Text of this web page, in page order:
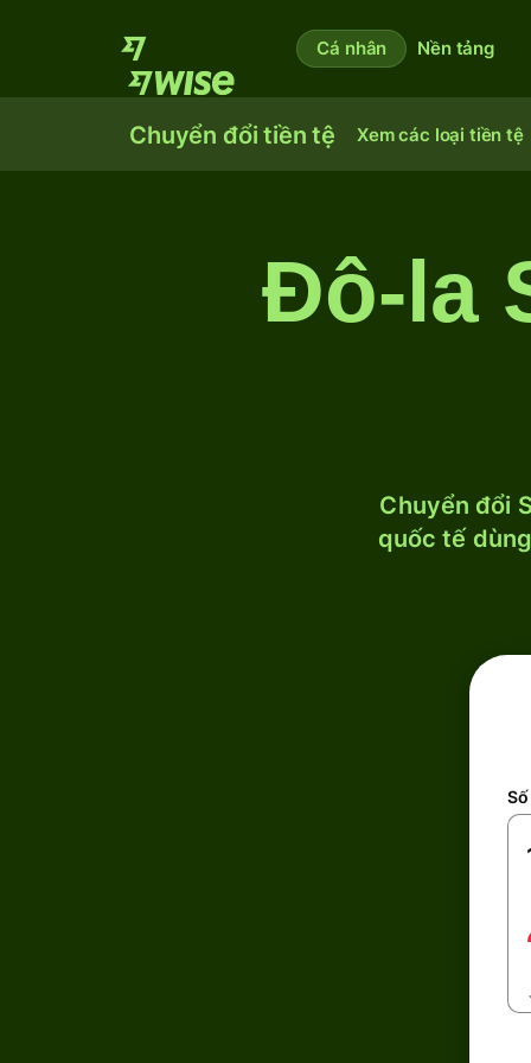
Cá nhân Nền tảng
Chuyển đổi tiền tệ Xem các loại tiền tệ
Đô-la
Chuyển đổi
quốc tế